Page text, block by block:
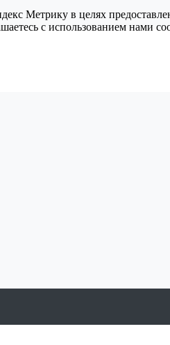
Метрику в целях
с использованием нами